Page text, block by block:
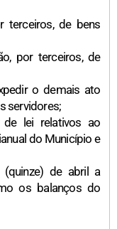
terceiros, de bens
por terceiros, de
o demais ato
servidores;
lei relativos ao
do Município e
(quinze) de abril a
os balanços do